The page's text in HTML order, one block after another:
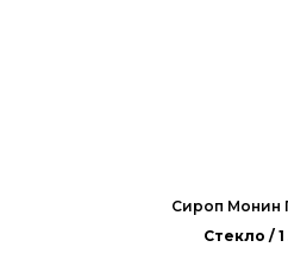
Сироп Монин
Стекло /